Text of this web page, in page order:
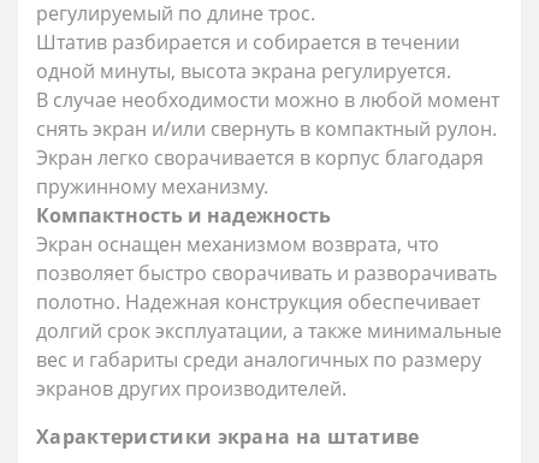
регулируемый по длине трос.
Штатив разбирается и собирается в течении
одной минуты, высота экрана регулируется.
В случае необходимости можно в любой момент
снять экран и/или свернуть в компактный рулон.
Экран легко сворачивается в корпус благодаря
пружинному механизму.
Компактность и надежность
Экран оснащен механизмом возврата, что
позволяет быстро сворачивать и разворачивать
полотно. Надежная конструкция обеспечивает
долгий срок эксплуатации, а также минимальные
вес и габариты среди аналогичных по размеру
экранов других производителей.
Характеристики экрана на штативе